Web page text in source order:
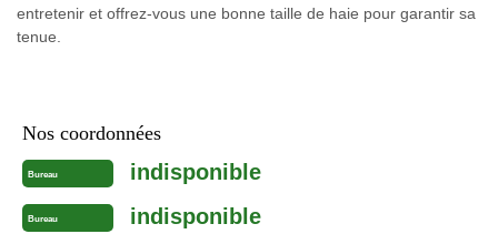
entretenir et offrez-vous une bonne taille de haie pour garantir sa
tenue.
Nos coordonnées
Bureau indisponible
Bureau indisponible